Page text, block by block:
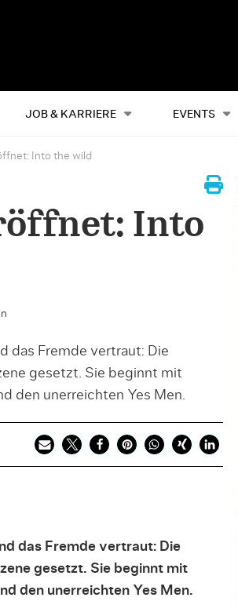
JOB & KARRIERE EVENTS
Alles Events
Into the wild
Into
das Fremde vertraut: Die
gesetzt. Sie beginnt mit
den unerreichten Yes Men.
das Fremde vertraut: Die
gesetzt. Sie beginnt mit
den unerreichten Yes Men.